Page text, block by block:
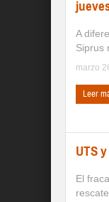
A
Siprus
marzo
Leer
UTS
El